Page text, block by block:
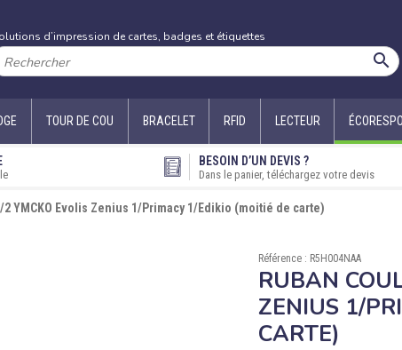
d’impression de cartes, badges et étiquettes

TOUR DE COU BRACELET RFID LECTEUR
BESOIN D’UN DEVIS ?
Dans le panier, téléchargez votre devis
2 YMCKO Evolis Zenius 1/Primacy 1/Edikio (moitié de carte)
Référence : R5H004NAA
RUBAN
ZENIUS 1/
CARTE)